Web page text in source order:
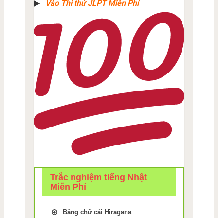
▶︎ Vào Thi thử JLPT Miễn Phí
Trắc nghiệm tiếng Nhật
Miễn Phí
Bảng chữ cái Hiragana